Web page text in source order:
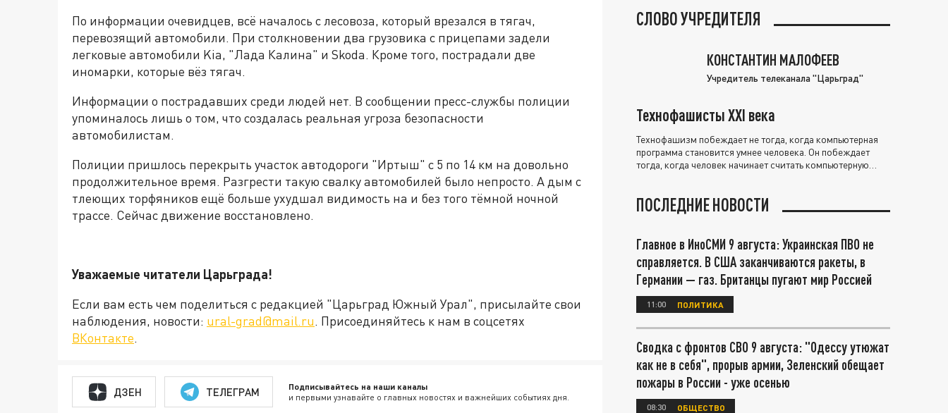
По информации очевидцев, всё началось с лесовоза, который врезался в тягач,
перевозящий автомобили. При столкновении два грузовика с прицепами задели
легковые автомобили Kia, "Лада Калина" и Skoda. Кроме того, пострадали две
иномарки, которые вёз тягач.
Информации о пострадавших среди людей нет. В сообщении пресс-службы полиции
упоминалось лишь о том, что создалась реальная угроза безопасности
автомобилистам.
Полиции пришлось перекрыть участок автодороги "Иртыш" с 5 по 14 км на довольно
продолжительное время. Разгрести такую свалку автомобилей было непросто. А дым с
тлеющих торфяников ещё больше ухудшал видимость на и без того тёмной ночной
трассе. Сейчас движение восстановлено.
Уважаемые читатели Царьграда!
Если вам есть чем поделиться с редакцией "Царьград Южный Урал", присылайте свои
наблюдения, новости: ural-grad@mail.ru. Присоединяйтесь к нам в соцсетях
ВКонтакте.
ДЗЕН ТЕЛЕГРАМ Подписывайтесь на наши каналы
и первыми узнавайте о главных новостях и важнейших событиях дня.
СЛОВО УЧРЕДИТЕЛЯ
КОНСТАНТИН МАЛОФЕЕВ
Учредитель телеканала "Царьград"
Технофашисты XXI века
Технофашизм побеждает не тогда, когда компьютерная
программа становится умнее человека. Он побеждает
тогда, когда человек начинает считать компьютерную
ПОСЛЕДНИЕ НОВОСТИ
Главное в ИноСМИ 9 августа: Украинская ПВО не
справляется. В США заканчиваются ракеты, в
Германии — газ. Британцы пугают мир Россией
11:00 ПОЛИТИКА
Сводка с фронтов СВО 9 августа: "Одессу утюжат
как не в себя", прорыв армии, Зеленский обещает
пожары в России - уже осенью
08:30 ОБЩЕСТВО